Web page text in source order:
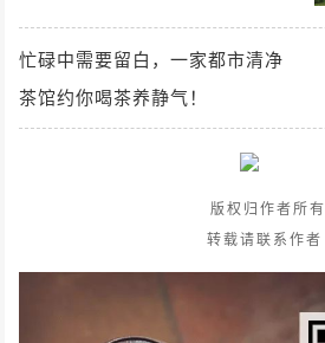
忙碌中需要留白，一家都市清净
茶馆约你喝茶养静气！
版权归作者所有
转载请联系作者